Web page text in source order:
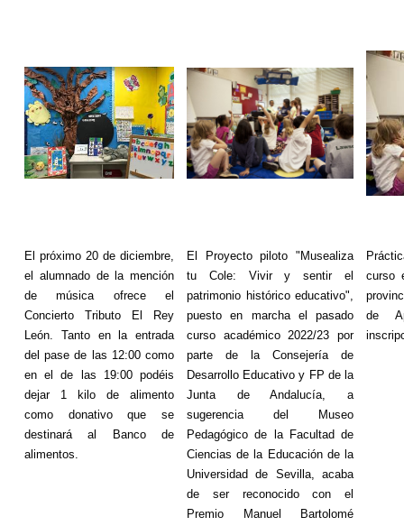
El próximo 20 de diciembre,
el alumnado de la mención
de música ofrece el
Concierto Tributo El Rey
León. Tanto en la entrada
del pase de las 12:00 como
en el de las 19:00 podéis
dejar 1 kilo de alimento
como donativo que se
destinará al Banco de
alimentos.
El Proyecto piloto " Musealiza
tu Cole: Vivir y sentir el
patrimonio histórico educativo",
puesto en marcha el pasado
curso académico 2022/23 por
parte de la Consejería de
Desarrollo Educativo y FP de la
Junta de Andalucía, a
sugerencia del Museo
Pedagógico de la Facultad de
Ciencias de la Educación de la
Universidad de Sevilla, acaba
de ser reconocido con el
Premio Manuel Bartolomé
curso
de